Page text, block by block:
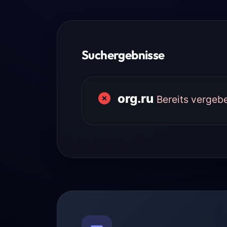
Suchergebnisse
org.ru Bereits